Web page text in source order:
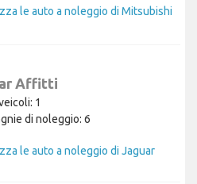
le auto a noleggio di Mitsubishi
Affitti
1
di noleggio: 6
le auto a noleggio di Jaguar